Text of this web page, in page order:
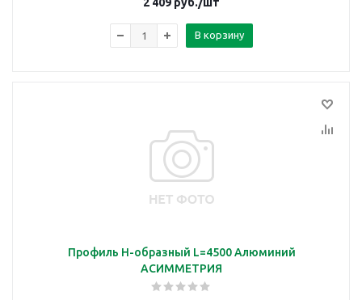
В корзину
Профиль H-образный L=4500 Алюминий
АСИММЕТРИЯ